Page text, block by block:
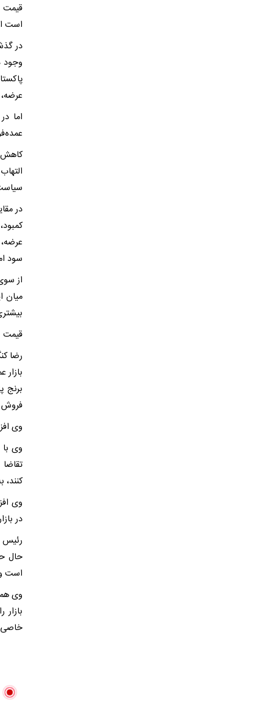
قیمت
است
در
وجود
اما
در
سود
از
میان
قیمت
رضا
وی
وی
وی
در
رئیس
حال
است
وی